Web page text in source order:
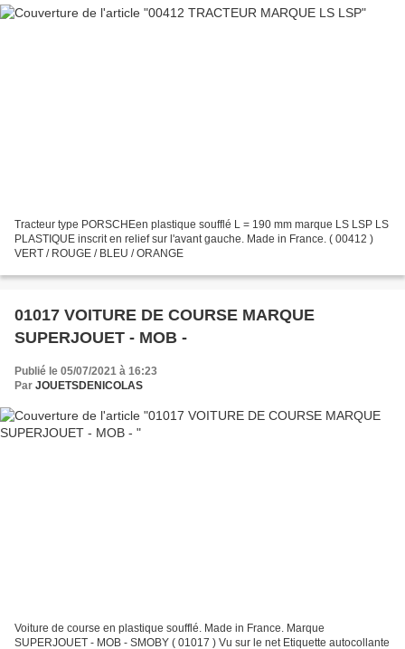
Tracteur type PORSCHEen plastique soufflé L = 190 mm marque LS LSP LS
PLASTIQUE inscrit en relief sur l'avant gauche. Made in France. ( 00412 )
VERT / ROUGE / BLEU / ORANGE
01017 VOITURE DE COURSE MARQUE
SUPERJOUET - MOB -
Publié le 05/07/2021 à 16:23
Par JOUETSDENICOLAS
Voiture de course en plastique soufflé. Made in France. Marque
SUPERJOUET - MOB - SMOBY ( 01017 ) Vu sur le net Etiquette autocollante